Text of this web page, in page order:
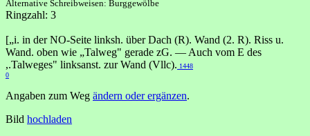
Alternative Schreibweisen: Burggewölbe
Ringzahl: 3
[„i. in der NO-Seite linksh. über Dach (R). Wand (2. R). Riss u.
Wand. oben wie „Talweg" gerade zG. — Auch vom E des
,.Talweges" linksanst. zur Wand (Vllc). 1448
0
Angaben zum Weg ändern oder ergänzen.
Bild hochladen